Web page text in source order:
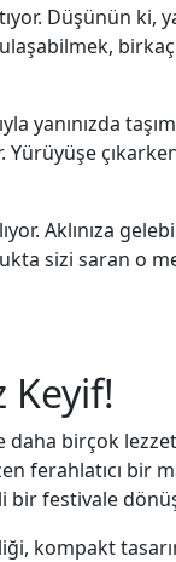
Düşünün ki,
yanınızda
Yürüyüşe
Aklınıza
sizi saran o
Keyif!
birçok
ferahlatıcı bir
bir festivale
kompakt